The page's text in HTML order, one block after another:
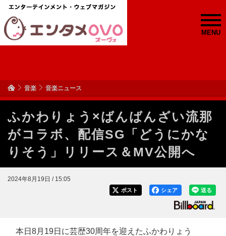
MENU
音楽 音楽ニュース
ふかわりょう×ばんばんざい流那
がコラボ、配信SG「どうにかな
りそう」リリース＆MV公開へ
2024年8月19日 / 15:05
送る
シェア
ポスト
本日8月19日に芸歴30周年を迎えたふかわりょう